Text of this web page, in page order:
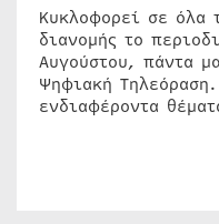
Κυκλοφορεί σε όλα
διανομής το
Αυγούστου, πάντα
Ψηφιακή
ενδιαφέροντα